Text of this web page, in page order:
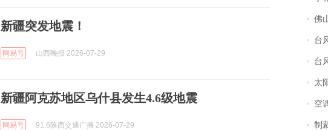
新疆突发地震！
网易号 山西晚报 2026-07-29
新疆阿克苏地区乌什县发生4.6级地震
网易号 91.6陕西交通广播 2026-07-29
佛山一
台
台风
太
空
制